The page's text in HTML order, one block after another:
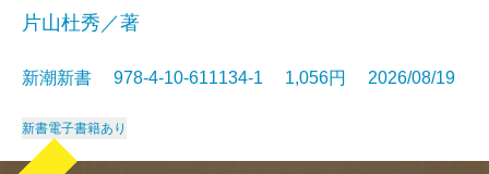
片山杜秀／著
新潮新書 978-4-10-611134-1 1,056円 2026/08/19
新書電子書籍あり